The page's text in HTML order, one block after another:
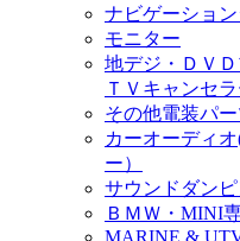
ナビゲーショ
モニター
地デジ・ＤＶ
ＴＶキャンセ
その他電装パ
カーオーディ
ー）
サウンドダン
ＢＭＷ・MINI
MARINE &